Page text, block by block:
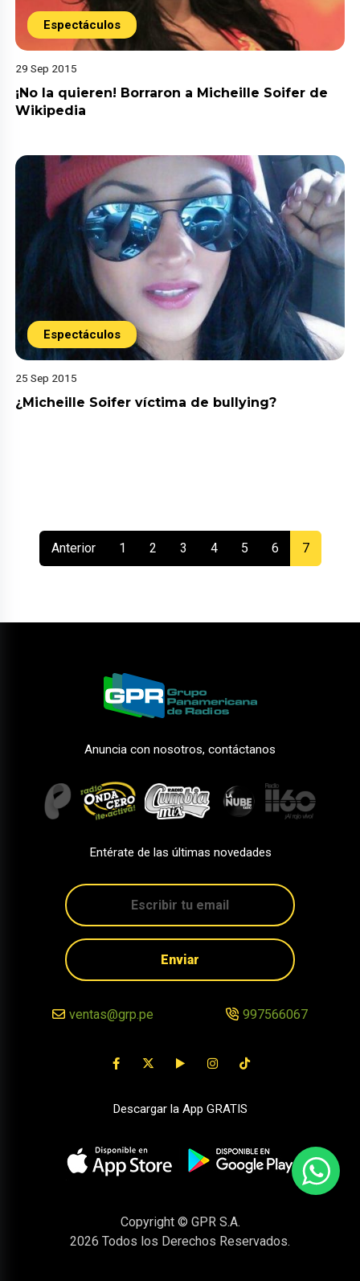
Espectáculos
29 Sep 2015
¡No la quieren! Borraron a Micheille Soifer de
Wikipedia
Espectáculos
25 Sep 2015
¿Micheille Soifer víctima de bullying?
Anterior 1 2 3 4 5 6 7(current)
Anuncia con nosotros, contáctanos
Entérate de las últimas novedades
Enviar
ventas@grp.pe 997566067
Descargar la App GRATIS
Copyright © GPR S.A.
2026 Todos los Derechos Reservados.